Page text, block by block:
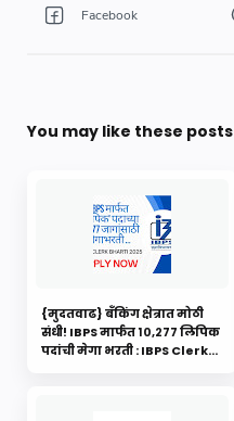
You may like these posts
{मुदतवाढ} बँकिंग क्षेत्रात मोठी
संधी! IBPS मार्फत १०,२७७ लिपिक
पदांची मेगा भरती : IBPS Clerk